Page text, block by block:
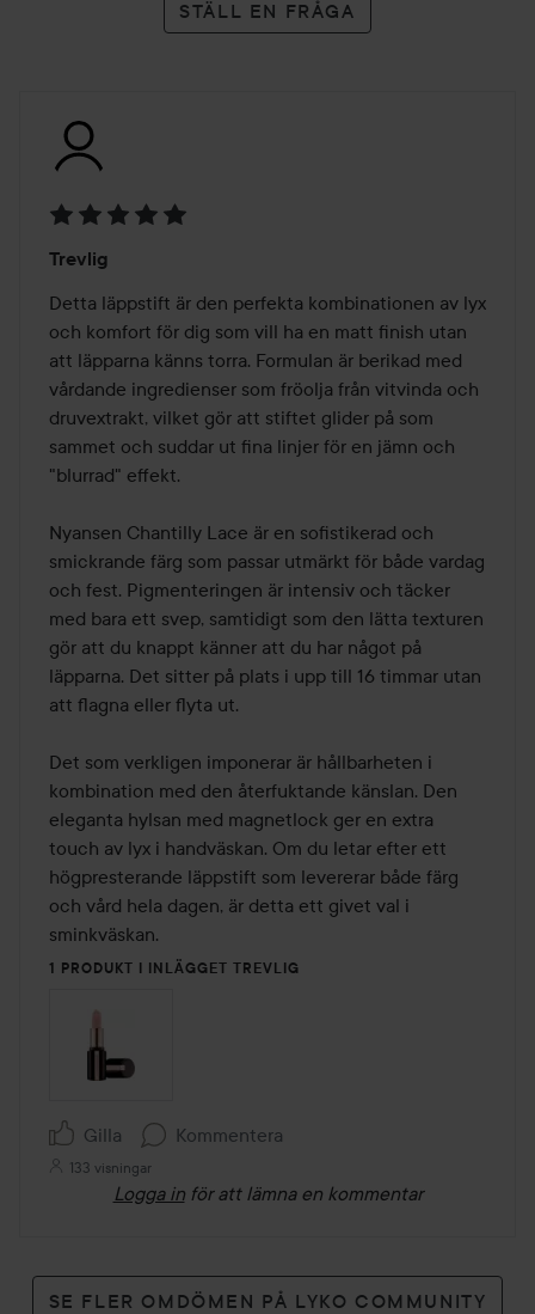
STÄLL EN FRÅGA
5
av
5
Trevlig
Detta läppstift är den perfekta kombinationen av lyx
och komfort för dig som vill ha en matt finish utan
att läpparna känns torra. Formulan är berikad med
vårdande ingredienser som fröolja från vitvinda och
druvextrakt, vilket gör att stiftet glider på som
sammet och suddar ut fina linjer för en jämn och
"blurrad" effekt.
Nyansen Chantilly Lace är en sofistikerad och
smickrande färg som passar utmärkt för både vardag
och fest. Pigmenteringen är intensiv och täcker
med bara ett svep, samtidigt som den lätta texturen
gör att du knappt känner att du har något på
läpparna. Det sitter på plats i upp till 16 timmar utan
att flagna eller flyta ut.
Det som verkligen imponerar är hållbarheten i
kombination med den återfuktande känslan. Den
eleganta hylsan med magnetlock ger en extra
touch av lyx i handväskan. Om du letar efter ett
högpresterande läppstift som levererar både färg
och vård hela dagen, är detta ett givet val i
1 PRODUKT I INLÄGGET TREVLIG
Gilla Kommentera
133 visningar
Logga in för att lämna en kommentar
SE FLER OMDÖMEN PÅ LYKO COMMUNITY